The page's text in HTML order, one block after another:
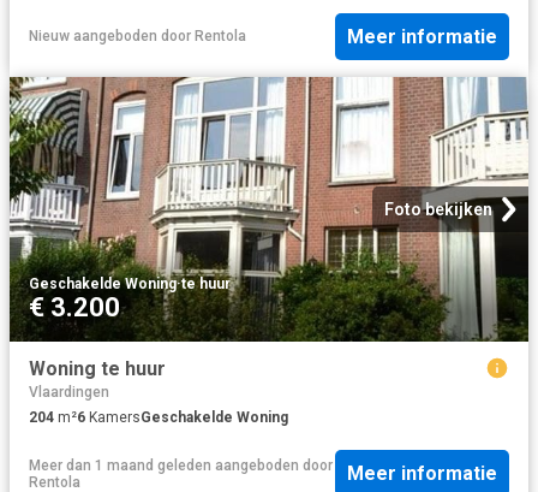
Nieuw aangeboden door Rentola Meer informatie
Foto bekijken
Geschakelde Woning·te huur
€ 3.200
Woning te huur
Vlaardingen
204 m²6 KamersGeschakelde Woning
Meer dan 1 maand geleden aangeboden door
Rentola
Meer informatie